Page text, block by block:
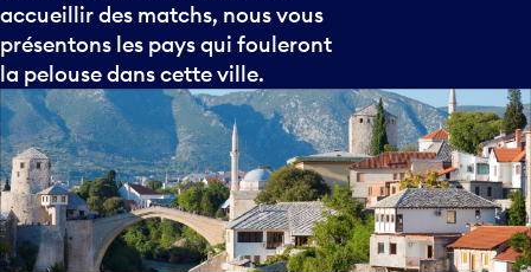
accueillir des matchs, nous vous
présentons les pays qui fouleront
la pelouse dans cette ville.